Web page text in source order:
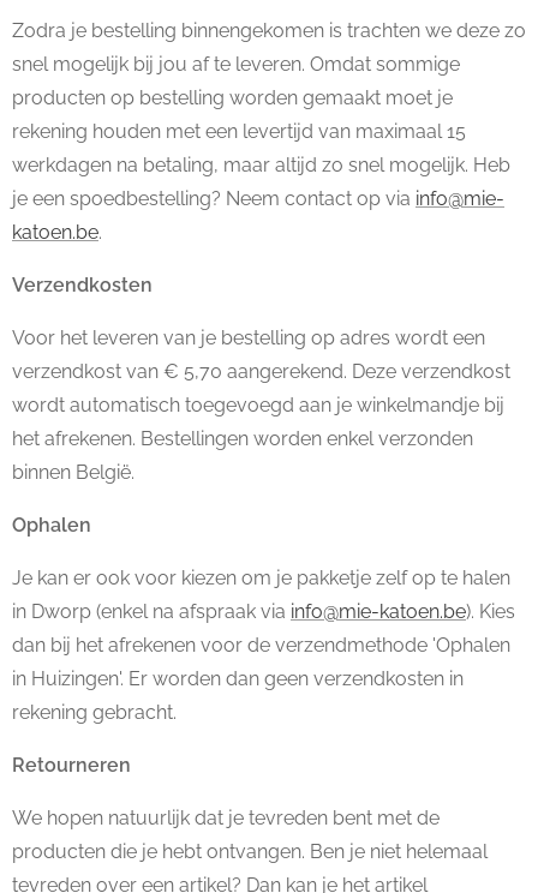
Zodra je bestelling binnengekomen is trachten we deze zo
snel mogelijk bij jou af te leveren. Omdat sommige
producten op bestelling worden gemaakt moet je
rekening houden met een levertijd van maximaal 15
werkdagen na betaling, maar altijd zo snel mogelijk. Heb
je een spoedbestelling? Neem contact op via info@mie-
katoen.be.
Verzendkosten
Voor het leveren van je bestelling op adres wordt een
verzendkost van € 5,70 aangerekend. Deze verzendkost
wordt automatisch toegevoegd aan je winkelmandje bij
het afrekenen. Bestellingen worden enkel verzonden
binnen België.
Ophalen
Je kan er ook voor kiezen om je pakketje zelf op te halen
in Dworp (enkel na afspraak via info@mie-katoen.be). Kies
dan bij het afrekenen voor de verzendmethode 'Ophalen
in Huizingen'. Er worden dan geen verzendkosten in
rekening gebracht.
Retourneren
We hopen natuurlijk dat je tevreden bent met de
producten die je hebt ontvangen. Ben je niet helemaal
tevreden over een artikel? Dan kan je het artikel